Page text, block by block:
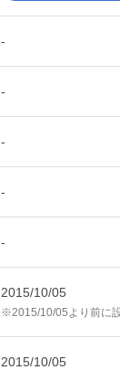
-
-
-
-
-
2015/10/05
※2015/10/05より前に
2015/10/05